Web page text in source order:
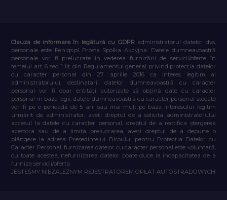
Clauza de informare în legătură cu GDPR administratorul datelor dvs.
personale este Feniqs.pl Prosta Spółka Akcyjna. Datele dumneavoastră
personale vor fi prelucrate în vederea furnizării de servicii/oferte în
temeiul art. 6 sec. 1 lit. din Regulamentul general privind protecția datelor
cu caracter personal din 27 aprilie 2016 ca interes legitim al
administratorului, destinatarii datelor dumneavoastră cu caracter
personal vor fi doar entități autorizate să obțină date cu caracter
personal în baza legii, datele dumneavoastră cu caracter personal stocate
vor fi pe o perioadă de 5 ani sau mai mult pe baza interesului legitim
urmărit de administrator, aveți dreptul de a solicita administratorului
accesul la datele cu caracter personal, dreptul de a rectifica ștergerea
acestora sau de a limita prelucrarea, aveți dreptul de a depune o
plângere la adresa Președintelui Biroului pentru Protecția Datelor cu
Caracter Personal, furnizarea datelor cu caracter personal este voluntară,
cu toate acestea, nefurnizarea datelor poate duce la incapacitatea de a
furniza servicii/oferta.
JESTEŚMY NIEZALEŻNYM REJESTRATOREM OPŁAT AUTOSTRADOWYCH